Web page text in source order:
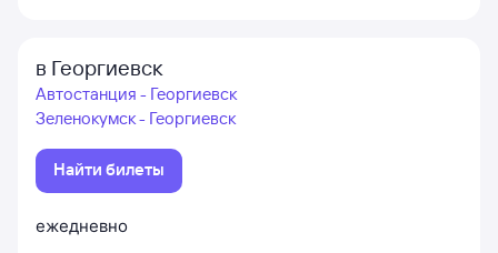
в Георгиевск
Автостанция - Георгиевск
Зеленокумск - Георгиевск
Найти билеты
ежедневно